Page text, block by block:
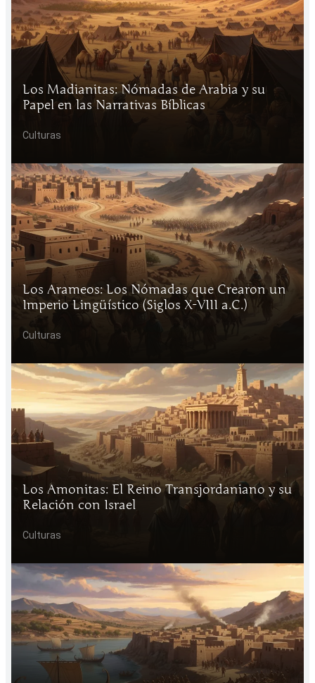
Los Madianitas: Nómadas de Arabia y su
Papel en las Narrativas Bíblicas
Culturas
Los Arameos: Los Nómadas que Crearon un
Imperio Lingüístico (Siglos X-VIII a.C.)
Culturas
Los Amonitas: El Reino Transjordaniano y su
Relación con Israel
Culturas